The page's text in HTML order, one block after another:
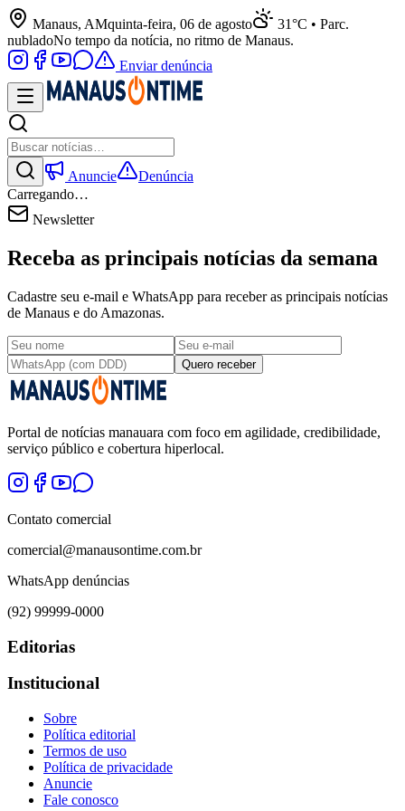
Manaus, AMquinta-feira, 06 de agosto
31°C • Parc.
nubladoNo tempo da notícia, no ritmo de Manaus.
Enviar denúncia
Anuncie
Denúncia
Carregando…
Newsletter
Receba as principais notícias da semana
Cadastre seu e-mail e WhatsApp para receber as principais notícias
de Manaus e do Amazonas.
Quero receber
Portal de notícias manauara com foco em agilidade, credibilidade,
serviço público e cobertura hiperlocal.
Contato comercial
comercial@manausontime.com.br
WhatsApp denúncias
(92) 99999-0000
Editorias
Institucional
Sobre
Política editorial
Termos de uso
Política de privacidade
Anuncie
Fale conosco